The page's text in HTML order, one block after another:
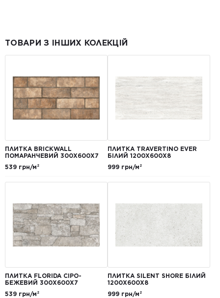
ТОВАРИ З ІНШИХ КОЛЕКЦІЙ
ПЛИТКА BRICKWALL
ПОМАРАНЧЕВИЙ 300Х600Х7
539 грн/м²
ПЛИТКА TRAVERTINO EVER
БІЛИЙ 1200Х600Х8
999 грн/м²
ПЛИТКА FLORIDA СІРО-
БЕЖЕВИЙ 300Х600Х7
539 грн/м²
ПЛИТКА SILENT SHORE БІЛИЙ
1200Х600Х8
999 грн/м²